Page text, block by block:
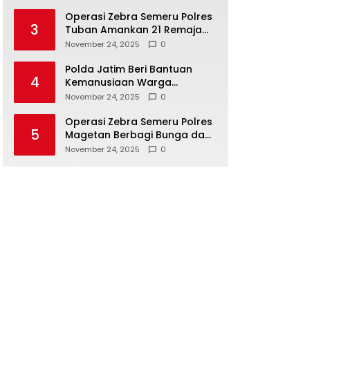
3
Operasi Zebra Semeru Polres
Tuban Amankan 21 Remaja
Pelaku Balap Liar
November 24, 2025 0
4
Polda Jatim Beri Bantuan
Kemanusiaan Warga
Terdampak Erupsi Gunung
November 24, 2025 0
5
Operasi Zebra Semeru Polres
Magetan Berbagi Bunga dan
Coklat Ajak Warga Tertib
November 24, 2025 0